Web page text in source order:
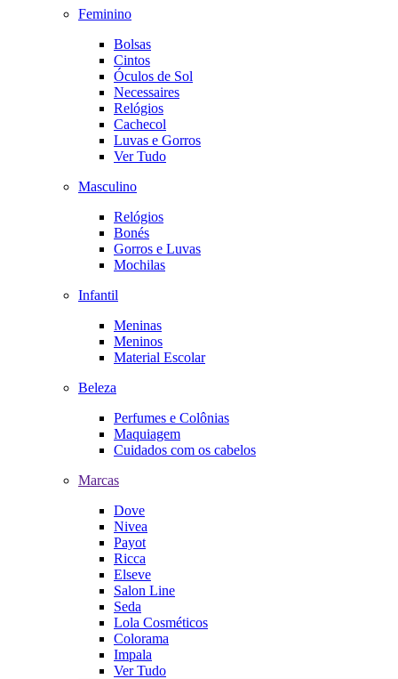
Feminino
Bolsas
Cintos
Óculos de Sol
Necessaires
Relógios
Cachecol
Luvas e Gorros
Ver Tudo
Masculino
Relógios
Bonés
Gorros e Luvas
Mochilas
Infantil
Meninas
Meninos
Material Escolar
Beleza
Perfumes e Colônias
Maquiagem
Cuidados com os cabelos
Marcas
Dove
Nivea
Payot
Ricca
Elseve
Salon Line
Seda
Lola Cosméticos
Colorama
Impala
Ver Tudo